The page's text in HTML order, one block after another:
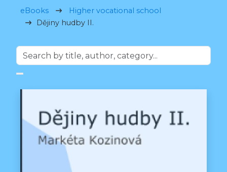
eBooks
Higher vocational school
Dějiny hudby II.